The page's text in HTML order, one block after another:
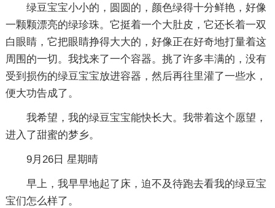
绿豆宝宝小小的，圆圆的，颜色绿得十分鲜艳，好像
一颗颗漂亮的绿珍珠。它挺着一个大肚皮，它还长着一双
白眼睛，它把眼睛挣得大大的，好像正在好奇地打量着这
周围的一切。我找来了一个容器。挑了许多丰满的，没有
受到损伤的绿豆宝宝放进容器，然后再往里灌了一些水，
便大功告成了。
我希望，我的绿豆宝宝能快长大。我带着这个愿望，
进入了甜蜜的梦乡。
9月26日 星期晴
早上，我早早地起了床，迫不及待跑去看我的绿豆宝
宝们怎么样了。